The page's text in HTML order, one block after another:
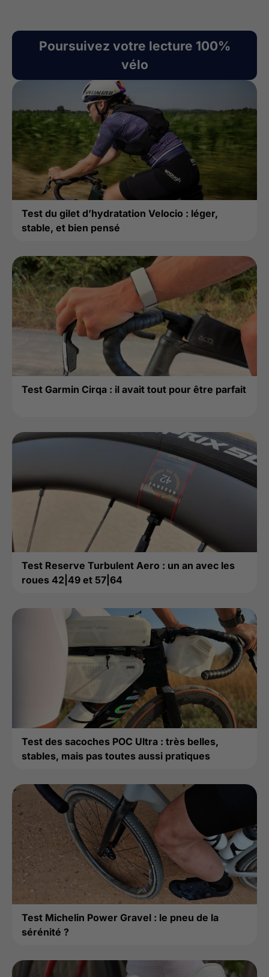
Poursuivez votre lecture 100%
vélo
Test du gilet d’hydratation Velocio : léger,
stable, et bien pensé
Test Garmin Cirqa : il avait tout pour être parfait
Test Reserve Turbulent Aero : un an avec les
roues 42|49 et 57|64
Test des sacoches POC Ultra : très belles,
stables, mais pas toutes aussi pratiques
Test Michelin Power Gravel : le pneu de la
sérénité ?